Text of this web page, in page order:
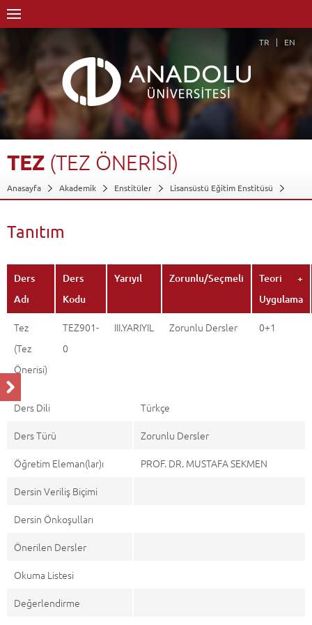
TR EN
TEZ (TEZ ÖNERİSİ)
Anasayfa Akademik Enstitüler
Lisansüstü Eğitim Enstitüsü
Tiyatro Sanat Dalı-Sanatta Yeterlik
Tanıtım
Ders
Adı
Ders
Kodu
Yarıyıl Zorunlu/Seçmeli
Teori +
Uygulama
Tez
(Tez
Önerisi)
TEZ901-
0
III.YARIYIL Zorunlu Dersler 0+1
Ders Dili
Türkçe
Ders Türü
Zorunlu Dersler
Öğretim Eleman(lar)ı
PROF. DR. MUSTAFA SEKMEN
Dersin Veriliş Biçimi
Dersin Önkoşulları
Önerilen Dersler
Okuma Listesi
Değerlendirme